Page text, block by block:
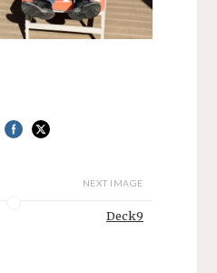
NEXT IMAGE
Deck9